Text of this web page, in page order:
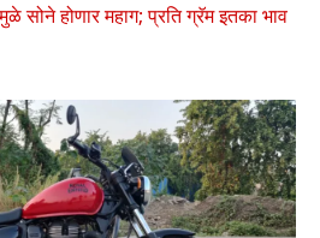
सोने होणार महाग; प्रति ग्रॅम इतका भाव